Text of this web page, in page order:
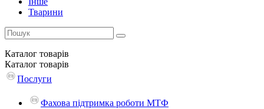
Тварини
Каталог товарів
Каталог товарів
Послуги
Фахова підтримка роботи МТФ